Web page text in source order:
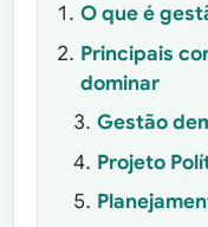
O que é
Principais
dominar
Gestão
Projeto